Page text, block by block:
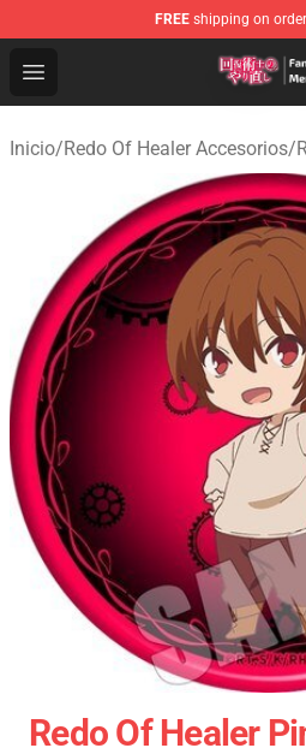
FREE shipping on
Open menu
Redo Of Healer Store -
Inicio/Redo Of Healer Accesorios/
Redo Of Healer